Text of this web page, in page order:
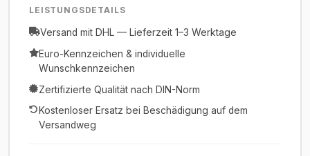
LEISTUNGSDETAILS
Versand mit DHL — Lieferzeit 1–3 Werktage
Euro-Kennzeichen & individuelle
Wunschkennzeichen
Zertifizierte Qualität nach DIN-Norm
Kostenloser Ersatz bei Beschädigung auf dem
Versandweg